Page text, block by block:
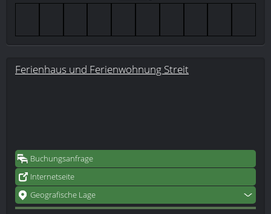
Ferienhaus und Ferienwohnung Streit
Buchungsanfrage
Internetseite
Geografische Lage